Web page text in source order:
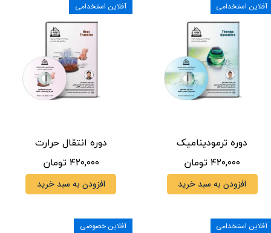
دوره ترمودینامیک
۴۲۰,۰۰۰ تومان
افزودن به سبد خرید
آفلاین استخدامی
دوره انتقال حرارت
۴۲۰,۰۰۰ تومان
افزودن به سبد خرید
آفلاین استخدامی
آفلاین استخدامی آفلاین خصوصی